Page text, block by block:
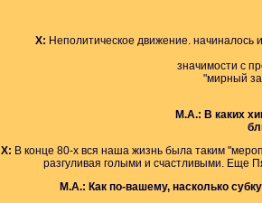
Х: Неполитическое движение. начиналось
значимости с
"мирный
М.А.: В каких
Х: В конце 80-х вся наша жизнь была таким
разгуливая голыми и счастливыми. Еще
М.А.: Как по-вашему, насколько